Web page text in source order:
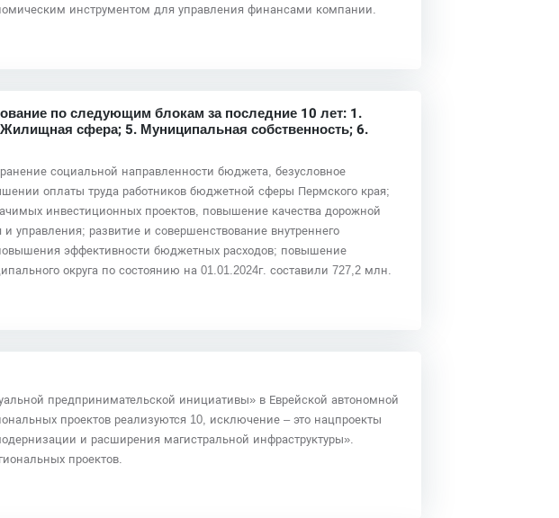
инструментом для управления финансами компании.
по следующим блокам за последние 10 лет: 1.
сфера; 5. Муниципальная собственность; 6.
социальной направленности бюджета, безусловное
оплаты труда работников бюджетной сферы Пермского края;
инвестиционных проектов, повышение качества дорожной
развитие и совершенствование внутреннего
эффективности бюджетных расходов; повышение
округа по состоянию на 01.01.2024г. составили 727,2 млн.
предпринимательской инициативы» в Еврейской автономной
проектов реализуются 10, исключение – это нацпроекты
и расширения магистральной инфраструктуры».
проектов.